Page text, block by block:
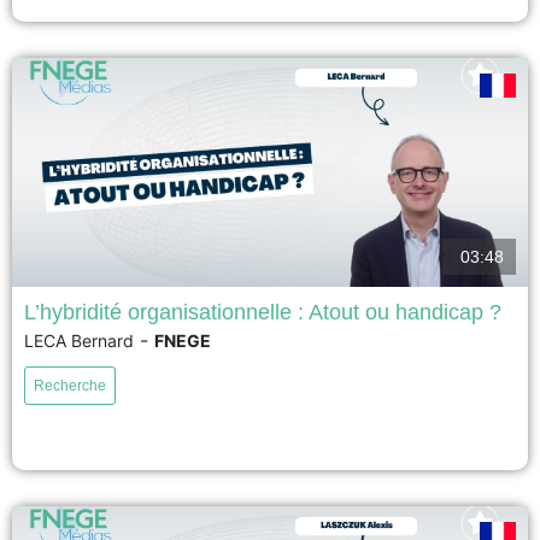
voir
17ème Prix académique de la recherche en management – Prix Syntec
Conseil 2026 – Meilleur article de recherche en management La recherche
a examiné comment les organisations hybrides équilibrent des valeurs
voir
03:48
L’hybridité organisationnelle : Atout ou handicap ?
LECA Bernard - FNEGE
Recherche